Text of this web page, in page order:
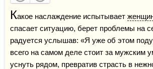
Какое наслаждение испытывает
спасает ситуацию, берет проблемы на
радуется услышав: «Я уже об этом
всего на самом деле стоит за мужским
уснуть рядом, превратив страсть в